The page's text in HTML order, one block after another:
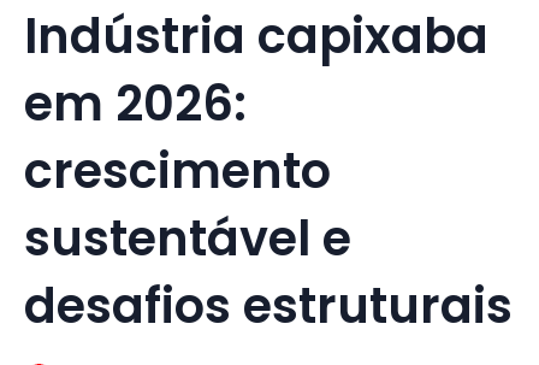
Indústria capixaba
em 2026:
crescimento
sustentável e
desafios estruturais